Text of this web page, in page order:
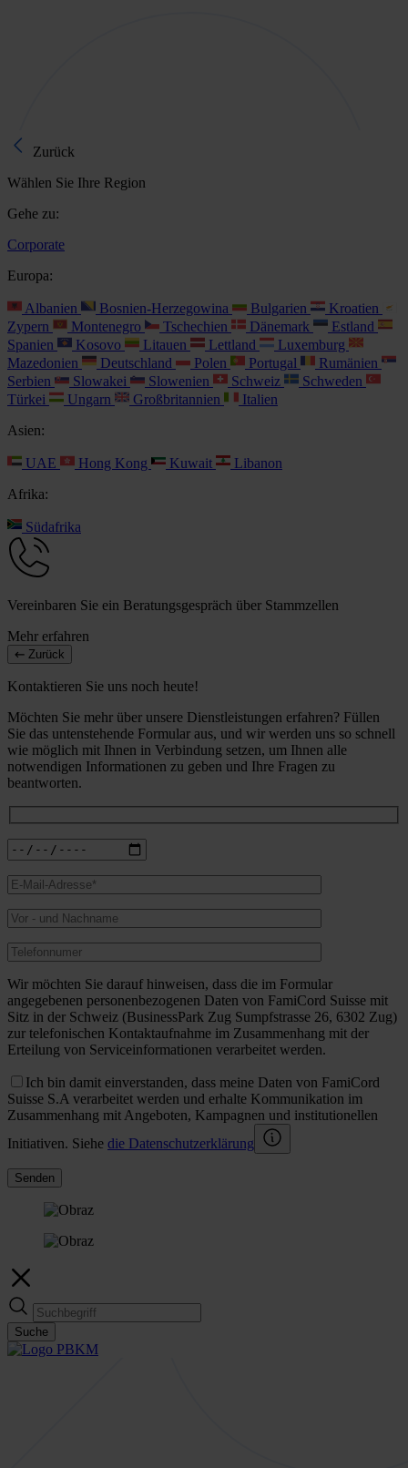
Zurück
Wählen Sie Ihre Region
Gehe zu:
Corporate
Europa:
Albanien Bosnien-Herzegowina Bulgarien
Kroatien
Zypern
Montenegro Tschechien Dänemark
Estland
Spanien
Kosovo Litauen Lettland
Luxemburg
Mazedonien
Deutschland Polen Portugal
Rumänien
Serbien
Slowakei Slowenien Schweiz
Schweden
Türkei
Ungarn Großbritannien
Italien
Asien:
UAE Hong Kong Kuwait
Libanon
Afrika:
Südafrika
Vereinbaren Sie ein Beratungsgespräch über Stammzellen
Mehr erfahren
Zurück
Kontaktieren Sie uns noch heute!
Möchten Sie mehr über unsere Dienstleistungen erfahren? Füllen
Sie das untenstehende Formular aus, und wir werden uns so schnell
wie möglich mit Ihnen in Verbindung setzen, um Ihnen alle
notwendigen Informationen zu geben und Ihre Fragen zu
beantworten.
Wir möchten Sie darauf hinweisen, dass die im Formular
angegebenen personenbezogenen Daten von FamiCord Suisse mit
Sitz in der Schweiz (BusinessPark Zug Sumpfstrasse 26, 6302 Zug)
zur telefonischen Kontaktaufnahme im Zusammenhang mit der
Erteilung von Serviceinformationen verarbeitet werden.
Ich bin damit einverstanden, dass meine Daten von FamiCord
Suisse S.A verarbeitet werden und erhalte Kommunikation im
Zusammenhang mit Angeboten, Kampagnen und institutionellen
Initiativen. Siehe die Datenschutzerklärung
Senden
Suche